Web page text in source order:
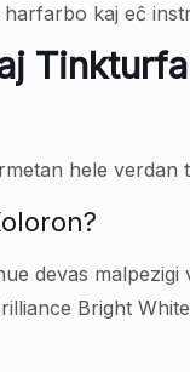
kaj eĉ
hele verdan
devas
Bright